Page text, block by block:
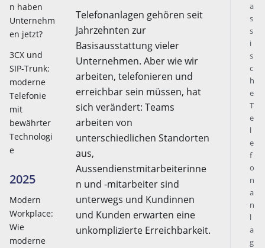
n haben
Unternehm
en jetzt?
3CX und
SIP-Trunk:
moderne
Telefonie
mit
bewährter
Technologi
e
2025
Modern
Workplace:
Wie
moderne
Telefonanlagen gehören seit
Jahrzehnten zur
Basisausstattung vieler
Unternehmen. Aber wie wir
arbeiten, telefonieren und
erreichbar sein müssen, hat
sich verändert: Teams
arbeiten von
unterschiedlichen Standorten
aus,
Aussendienstmitarbeiterinne
n und -mitarbeiter sind
unterwegs und Kundinnen
und Kunden erwarten eine
unkomplizierte Erreichbarkeit.
a
s
s
i
s
c
h
e
T
e
l
e
f
o
n
a
n
l
a
g